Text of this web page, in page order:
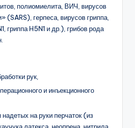
полиомиелита, ВИЧ, вирусов
(SARS), герпеса, вирусов гриппа,
гриппа H5N1 и др.), грибов рода
рук,
и инъекционного
на руки перчаток (из